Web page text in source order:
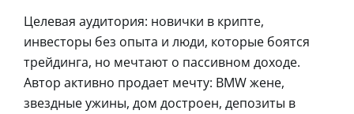
Целевая аудитория: новички в крипте,
инвесторы без опыта и люди, которые боятся
трейдинга, но мечтают о пассивном доходе.
Автор активно продает мечту: BMW жене,
звездные ужины, дом достроен, депозиты в